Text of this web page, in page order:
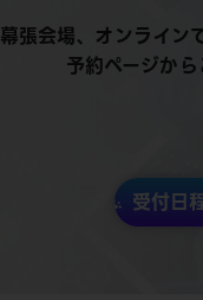
幕張会場、オンライン
予約ページから
受付日